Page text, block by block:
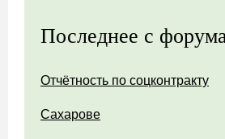
Последнее с
Отчётность по соцконтракту
Сахарове